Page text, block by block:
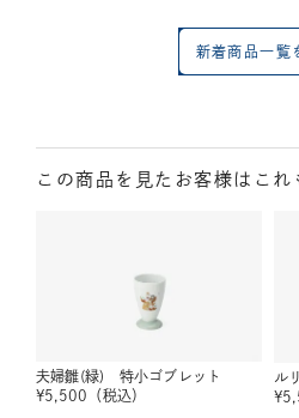
新着商品一覧
この商品を見たお客様はこれ
夫婦雛(緑) 特小ゴブレット
¥5,500 （税込）
ル
¥